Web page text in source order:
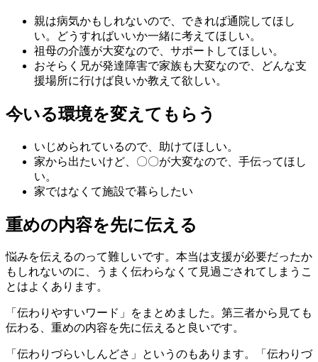
親は病気かもしれないので、できれば通院してほし
い。どうすればいいか一緒に考えてほしい。
祖母の介護が大変なので、サポートしてほしい。
おそらく兄が発達障害で家族も大変なので、どんな支
援場所に行けば良いか教えて欲しい。
今いる環境を変えてもらう
いじめられているので、助けてほしい。
家から出たいけど、〇〇が大変なので、手伝ってほし
い。
家ではなくて施設で暮らしたい
重めの内容を先に伝える
悩みを伝えるのって難しいです。本当は支援が必要だったか
もしれないのに、うまく伝わらなくて見過ごされてしまうこ
とはよくあります。
「伝わりやすいワード」をまとめました。第三者から見ても
伝わる、重めの内容を先に伝えると良いです。
「伝わりづらいしんどさ」というのもあります。「伝わりづ